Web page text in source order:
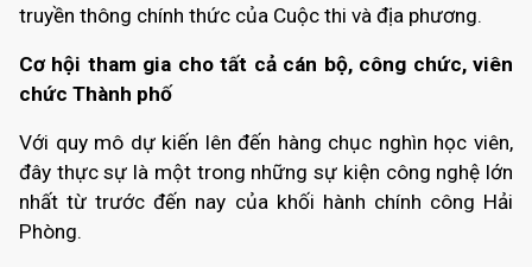
truyền thông chính thức của Cuộc thi và địa phương.
Cơ hội tham gia cho tất cả cán bộ, công chức, viên
chức Thành phố
Với quy mô dự kiến lên đến hàng chục nghìn học viên,
đây thực sự là một trong những sự kiện công nghệ lớn
nhất từ trước đến nay của khối hành chính công Hải
Phòng.